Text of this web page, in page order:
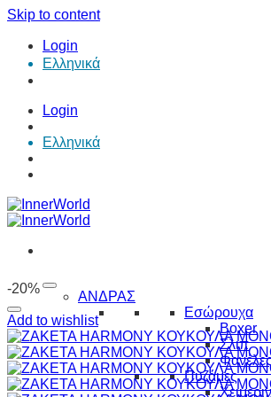
Skip to content
Login
Ελληνικά
Login
Ελληνικά
ΑΝΔΡΑΣ
Εσώρουχα
Boxer
Σλιπ
Πυζάμες
-20%
Add to wishlist